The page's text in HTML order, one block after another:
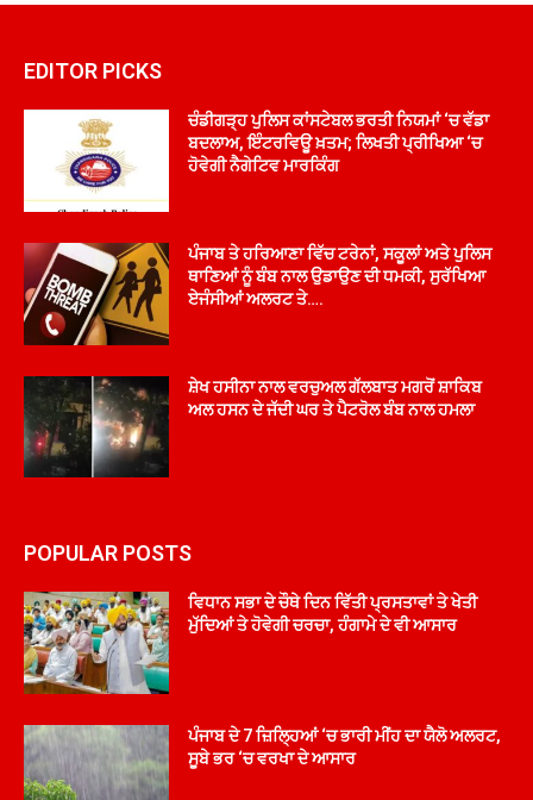
EDITOR PICKS
ਚੰਡੀਗੜ੍ਹ ਪੁਲਿਸ ਕਾਂਸਟੇਬਲ ਭਰਤੀ ਨਿਯਮਾਂ ‘ਚ ਵੱਡਾ
ਬਦਲਾਅ, ਇੰਟਰਵਿਊ ਖ਼ਤਮ; ਲਿਖਤੀ ਪ੍ਰੀਖਿਆ ‘ਚ
ਹੋਵੇਗੀ ਨੈਗੇਟਿਵ ਮਾਰਕਿੰਗ
ਪੰਜਾਬ ਤੇ ਹਰਿਆਣਾ ਵਿੱਚ ਟਰੇਨਾਂ, ਸਕੂਲਾਂ ਅਤੇ ਪੁਲਿਸ
ਥਾਣਿਆਂ ਨੂੰ ਬੰਬ ਨਾਲ ਉਡਾਉਣ ਦੀ ਧਮਕੀ, ਸੁਰੱਖਿਆ
ਏਜੰਸੀਆਂ ਅਲਰਟ ਤੇ….
ਸ਼ੇਖ ਹਸੀਨਾ ਨਾਲ ਵਰਚੁਅਲ ਗੱਲਬਾਤ ਮਗਰੋਂ ਸ਼ਾਕਿਬ
ਅਲ ਹਸਨ ਦੇ ਜੱਦੀ ਘਰ ਤੇ ਪੈਟਰੋਲ ਬੰਬ ਨਾਲ ਹਮਲਾ
POPULAR POSTS
ਵਿਧਾਨ ਸਭਾ ਦੇ ਚੌਥੇ ਦਿਨ ਵਿੱਤੀ ਪ੍ਰਸਤਾਵਾਂ ਤੇ ਖੇਤੀ
ਮੁੱਦਿਆਂ ਤੇ ਹੋਵੇਗੀ ਚਰਚਾ, ਹੰਗਾਮੇ ਦੇ ਵੀ ਆਸਾਰ
ਪੰਜਾਬ ਦੇ 7 ਜ਼ਿਲ੍ਹਿਆਂ ‘ਚ ਭਾਰੀ ਮੀਂਹ ਦਾ ਯੈਲੋ ਅਲਰਟ,
ਸੂਬੇ ਭਰ ‘ਚ ਵਰਖਾ ਦੇ ਆਸਾਰ